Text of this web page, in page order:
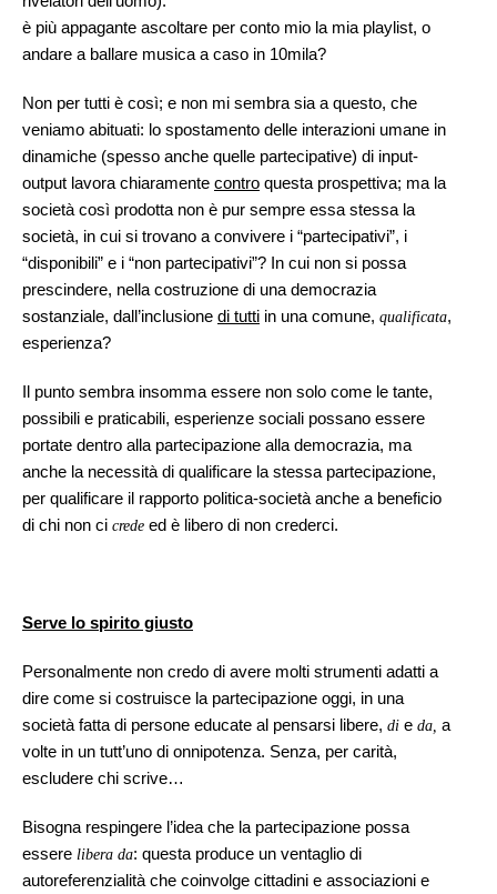
è più appagante ascoltare per conto mio la mia playlist, o
andare a ballare musica a caso in 10mila?
Non per tutti è così; e non mi sembra sia a questo, che
veniamo abituati: lo spostamento delle interazioni umane in
dinamiche (spesso anche quelle partecipative) di input-
output lavora chiaramente contro questa prospettiva; ma la
società così prodotta non è pur sempre essa stessa la
società, in cui si trovano a convivere i “partecipativi”, i
“disponibili” e i “non partecipativi”? In cui non si possa
prescindere, nella costruzione di una democrazia
sostanziale, dall’inclusione di tutti in una comune, qualificata,
esperienza?
Il punto sembra insomma essere non solo come le tante,
possibili e praticabili, esperienze sociali possano essere
portate dentro alla partecipazione alla democrazia, ma
anche la necessità di qualificare la stessa partecipazione,
per qualificare il rapporto politica-società anche a beneficio
di chi non ci crede ed è libero di non crederci.
Serve lo spirito giusto
Personalmente non credo di avere molti strumenti adatti a
dire come si costruisce la partecipazione oggi, in una
società fatta di persone educate al pensarsi libere, di e da, a
volte in un tutt’uno di onnipotenza. Senza, per carità,
escludere chi scrive…
Bisogna respingere l’idea che la partecipazione possa
essere libera da: questa produce un ventaglio di
autoreferenzialità che coinvolge cittadini e associazioni e